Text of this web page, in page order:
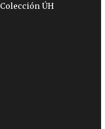
Colección ÚH